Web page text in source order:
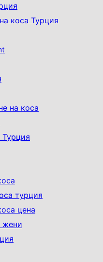
коса Турция
на коса
Турция
турция
цена
жени